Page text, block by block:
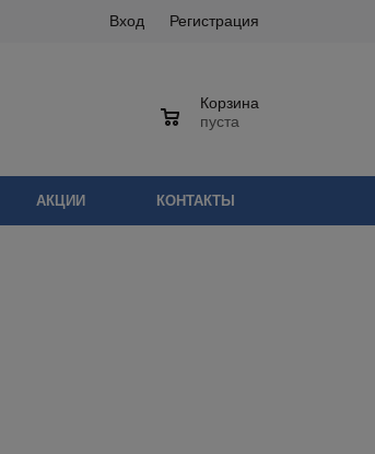
Вход Регистрация
Корзина
пуста
АКЦИИ КОНТАКТЫ